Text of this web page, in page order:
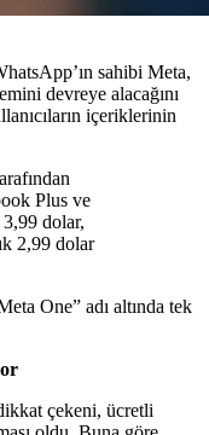
sahibi Meta,
devreye alacağını
içeriklerinin
Plus ve
dolar,
2,99 dolar
One” adı altında tek
çekeni, ücretli